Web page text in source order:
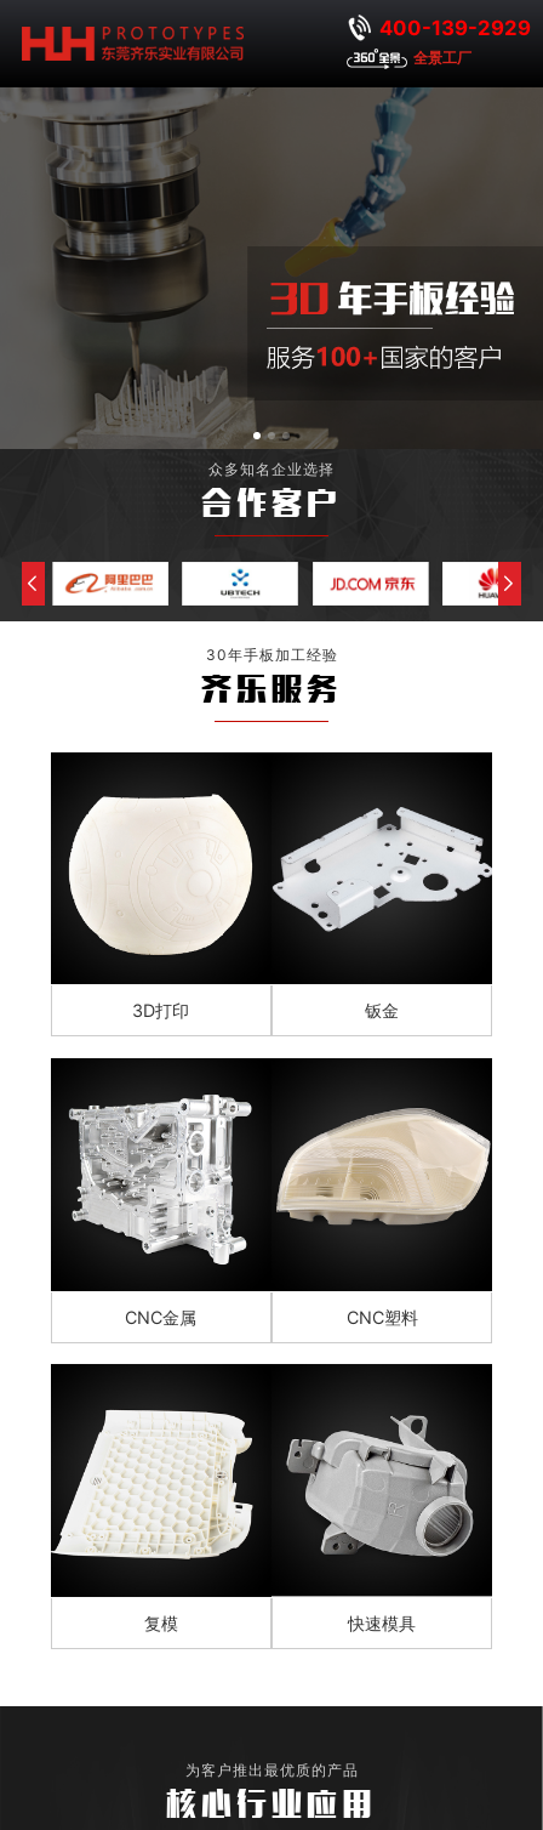
400-139-2929
全景工厂
众多知名企业选择
合作客户
30年手板加工经验
齐乐服务
3D打印 钣金
CNC金属 CNC塑料
复模 快速模具
为客户推出最优质的产品
核心行业应用